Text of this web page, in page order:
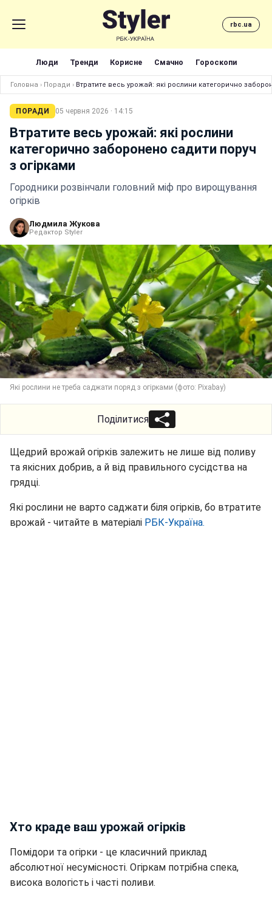
rbc.ua
Люди Тренди Корисне Смачно Гороскопи
Головна › Поради › Втратите весь урожай: які рослини категорично
ПОРАДИ 05 червня 2026 · 14:15
Втратите весь урожай: які рослини
категорично заборонено садити поруч
з огірками
Городники розвінчали головний міф про вирощування
огірків
Людмила Жукова
Редактор Styler
Які рослини не треба саджати поряд з огірками (фото: Pixabay)
Поділитися
Щедрий врожай огірків залежить не лише від поливу
та якісних добрив, а й від правильного сусідства на
грядці.
Які рослини не варто саджати біля огірків, бо втратите
врожай - читайте в матеріалі РБК-Україна.
Хто краде ваш урожай огірків
Помідори та огірки - це класичний приклад
абсолютної несумісності. Огіркам потрібна спека,
висока вологість і часті поливи.